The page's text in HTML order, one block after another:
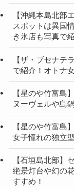
【沖縄本島北部
スポットは異国
き氷店も写真で
【ザ・ブセナテ
で紹介！オトナ
【星のや竹富島
ヌーヴェルや島
【星のや竹富島
女子憧れの独立
【石垣島北部】
絶景灯台や幻の
すすめ！